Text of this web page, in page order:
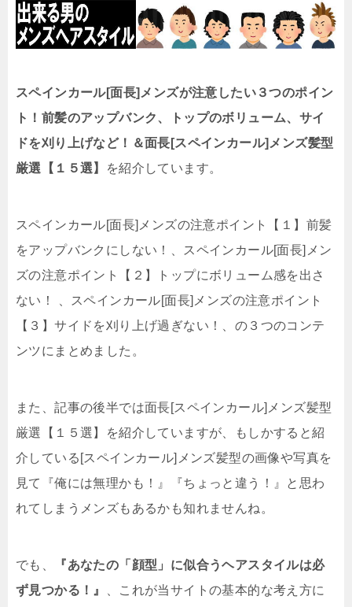
スペインカール[面長]メンズが注意したい３つのポイン
ト！前髪のアップバンク、トップのボリューム、サイ
ドを刈り上げなど！＆面長[スペインカール]メンズ髪型
厳選【１５選】
を紹介しています。
スペインカール[面長]メンズの注意ポイント【１】前髪
をアップバンクにしない！、スペインカール[面長]メン
ズの注意ポイント【２】トップにボリューム感を出さ
ない！ 、スペインカール[面長]メンズの注意ポイント
【３】サイドを刈り上げ過ぎない！、の３つのコンテ
ンツにまとめました。
また、記事の後半では面長[スペインカール]メンズ髪型
厳選【１５選】を紹介していますが、もしかすると紹
介している[スペインカール]メンズ髪型の画像や写真を
見て『俺には無理かも！』『ちょっと違う！』と思わ
れてしまうメンズもあるかも知れませんね。
でも、
『あなたの「顔型」に似合うヘアスタイルは必
ず見つかる！』
、これが当サイトの基本的な考え方に